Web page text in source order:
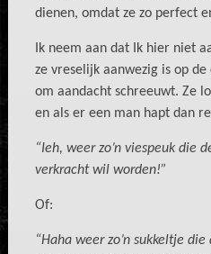
dienen, omdat ze zo perfect
Ik neem aan dat Ik hier niet
ze vreselijk aanwezig is op
om aandacht schreeuwt. Ze
en als er een man hapt dan
“Ieh, weer zo’n viespeuk die
verkracht wil worden!”
Of:
“Haha weer zo’n sukkeltje